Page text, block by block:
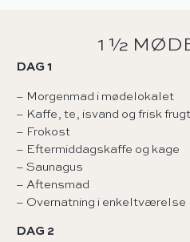
1 ½
DAG 1
– Morgenmad i mødelokalet
– Kaffe, te, isvand og frisk frugt
– Frokost
– Eftermiddagskaffe og kage
– Saunagus
– Aftensmad
– Overnatning i enkeltværelse
DAG 2